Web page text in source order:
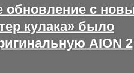
обновление с
кулака» было
AION 2